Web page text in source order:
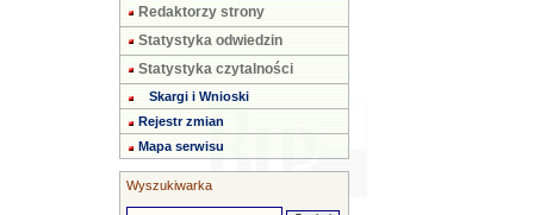
Redaktorzy strony
Statystyka odwiedzin
Statystyka czytalności
Skargi i Wnioski
Rejestr zmian
Mapa serwisu
Wyszukiwarka